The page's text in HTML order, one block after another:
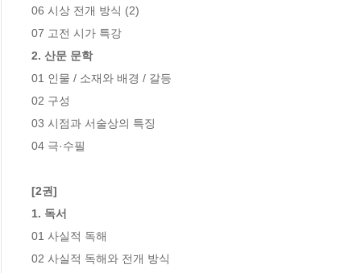
06 시상 전개 방식 (2)
2. 산문 문학
01 인물 / 소재와 배경 / 갈등
02 구성
03 시점과 서술상의 특징
04 극·수필
[2권]
1. 독서
01 사실적 독해
02 사실적 독해와 전개 방식